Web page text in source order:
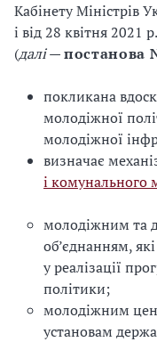
Кабінету Міністрів
і від 28 квітня
(далі—постанова
покликана
молодіжної
молодіжної
визначає
і комунального
молодіжним та
об’єднанням,
у реалізації
політики;
молодіжним
установам